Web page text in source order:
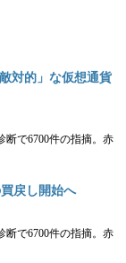
対的」な仮想通貨
断で6700件の指摘。赤
戻し開始へ
断で6700件の指摘。赤